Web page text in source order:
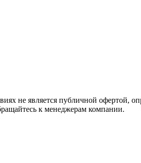
не является публичной офертой,
к менеджерам компании.